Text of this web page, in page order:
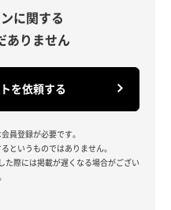
に関する
ありません
を依頼する
員登録が必要です。
というものではありません。
際には掲載が遅くなる場合がござい